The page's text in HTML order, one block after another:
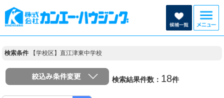
検索条件 【学校区】直江津東中学校
検索結果件数： 18件